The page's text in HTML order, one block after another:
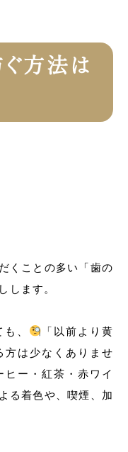
方法は
くことの多い「歯の
します。
、
「以前より黄
は少なくありませ
ヒー・紅茶・赤ワイ
る着色や、喫煙、加